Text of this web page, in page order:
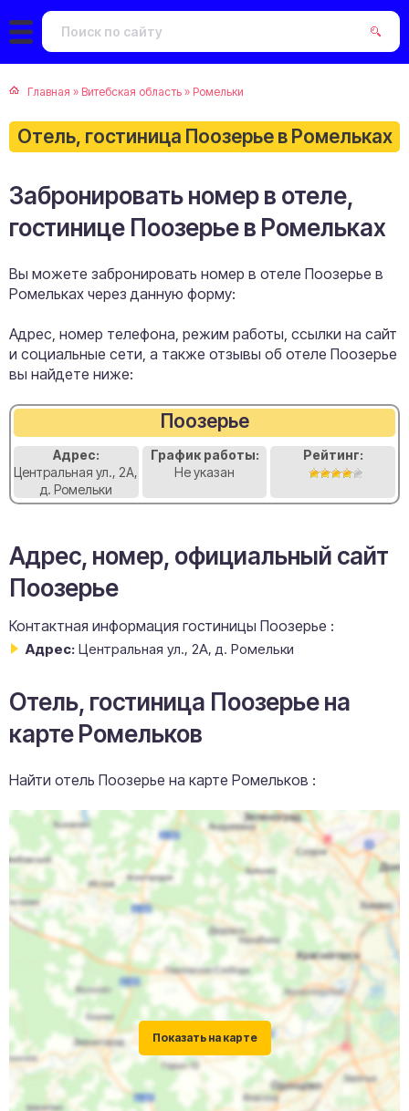
Главная » Витебская область » Ромельки
Отель, гостиница Поозерье в Ромельках
Забронировать номер в отеле,
гостинице Поозерье в Ромельках
Вы можете забронировать номер в отеле Поозерье в
Ромельках через данную форму:
Адрес, номер телефона, режим работы, ссылки на сайт
и социальные сети, а также отзывы об отеле Поозерье
вы найдете ниже:
Поозерье
Адрес:
Центральная ул., 2А,
д. Ромельки
График работы:
Не указан
Рейтинг:
Адрес, номер, официальный сайт
Поозерье
Контактная информация гостиницы Поозерье :
Адрес: Центральная ул., 2А, д. Ромельки
Отель, гостиница Поозерье на
карте Ромельков
Найти отель Поозерье на карте Ромельков :